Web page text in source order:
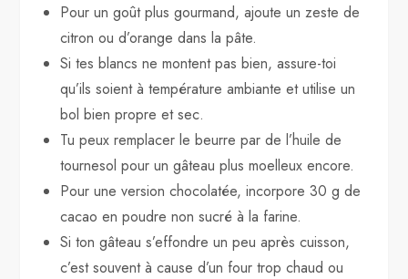
Pour un goût plus gourmand, ajoute un zeste de
citron ou d’orange dans la pâte.
Si tes blancs ne montent pas bien, assure-toi
qu’ils soient à température ambiante et utilise un
bol bien propre et sec.
Tu peux remplacer le beurre par de l’huile de
tournesol pour un gâteau plus moelleux encore.
Pour une version chocolatée, incorpore 30 g de
cacao en poudre non sucré à la farine.
Si ton gâteau s’effondre un peu après cuisson,
c’est souvent à cause d’un four trop chaud ou